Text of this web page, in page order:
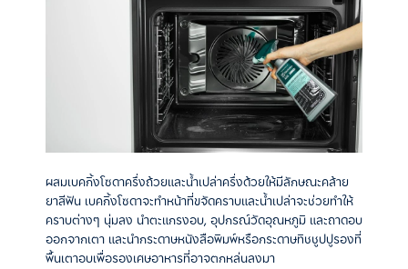
ผสมเบคกิ้งโซดาครึ่งถ้วยและน้ำเปล่าครึ่งด้วยให้มีลักษณะคล้าย
ยาสีฟัน เบคกิ้งโซดาจะทำหน้าที่ขจัดคราบและน้ำเปล่าจะช่วยทำให้
คราบต่างๆ นุ่มลง นำตะแกรงอบ, อุปกรณ์วัดอุณหภูมิ และถาดอบ
ออกจากเตา และนำกระดาษหนังสือพิมพ์หรือกระดาษทิชชูปปูรองที่
พื้นเตาอบเพื่อรองเศษอาหารที่อาจตกหล่นลงมา